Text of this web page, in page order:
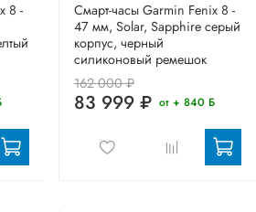
8 -
Смарт-часы Garmin Fenix 8 -
47 мм, Solar, Sapphire серый
корпус, черный
силиконовый ремешок
162 000 ₽
83 999 ₽ от + 840 Б